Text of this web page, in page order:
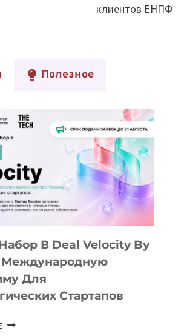
клиентов ЕНПФ
Полезное
В Deal Velocity By
Международную
Для
Стартапов
ОТКРЫТ